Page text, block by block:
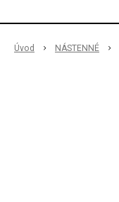
Úvod NÁSTENNÉ